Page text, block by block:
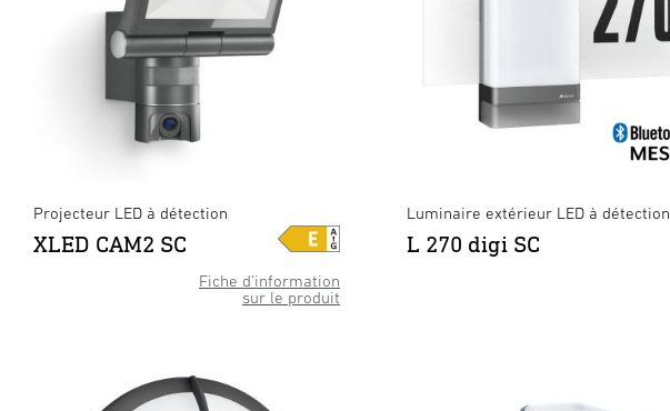
Fiche d’information
sur le produit
Projecteur LED à détection
XLED CAM2 SC
Luminaire extérieur LED à détection
L 270 digi SC